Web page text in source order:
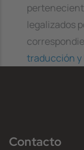
legalizados
traducción y
Contacto